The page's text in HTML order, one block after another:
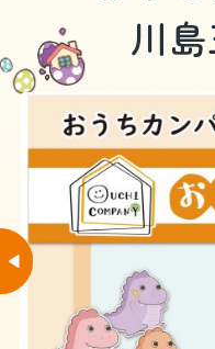
川